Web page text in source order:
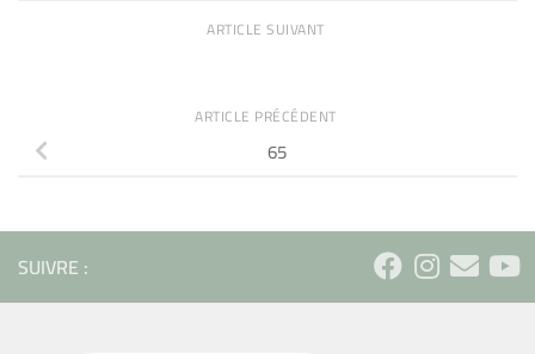
ARTICLE SUIVANT
ARTICLE PRÉCÉDENT
65
SUIVRE :